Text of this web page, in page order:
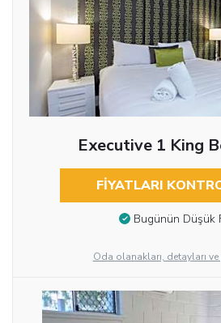
Executive 1 King
FIYATLARI
Bugünün Düşük
Oda olanakları, detayları